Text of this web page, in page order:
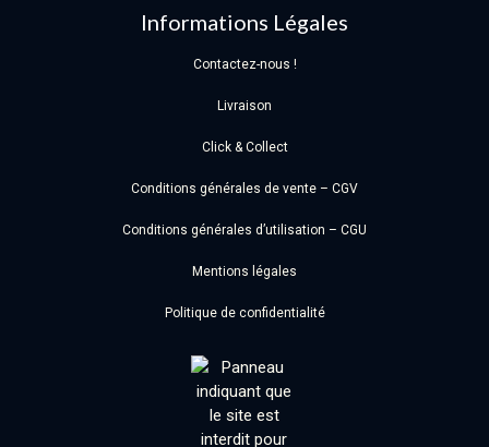
Informations Légales
Contactez-nous !
Livraison
Click & Collect
Conditions générales de vente – CGV
Conditions générales d’utilisation – CGU
Mentions légales
Politique de confidentialité